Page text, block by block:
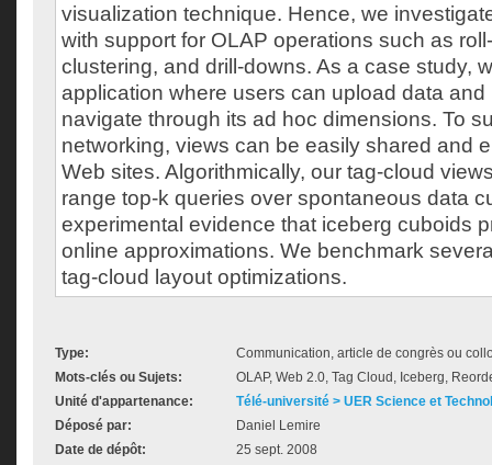
visualization technique. Hence, we
with support for OLAP operations such as
clustering, and drill-downs. As a case study,
application where users can upload data and
navigate through its ad hoc dimensions. To
networking, views can be easily shared and
Web sites. Algorithmically, our tag-cloud
range top-k queries over spontaneous data
experimental evidence that iceberg cuboids
online approximations. We benchmark
tag-cloud layout optimizations.
Type:
Communication, article de congrès ou
Mots-clés ou Sujets:
OLAP, Web 2.0, Tag Cloud, Iceberg,
Unité d'appartenance:
Télé-université > UER Science et
Déposé par:
Daniel Lemire
Date de dépôt:
25 sept. 2008